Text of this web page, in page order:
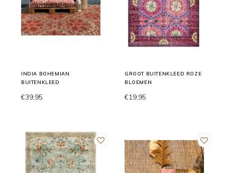
INDIA BOHEMIAN
BUITENKLEED
€39,95
GROOT BUITENKLEED ROZE
BLOEMEN
€19,95